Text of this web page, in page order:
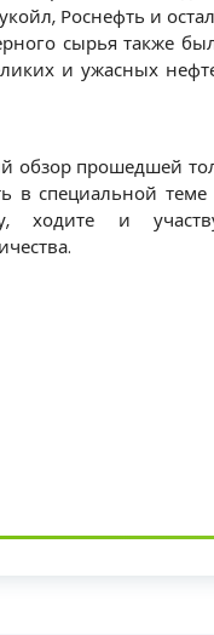
Роснефть и
сырья также
и ужасных
обзор прошедшей
в специальной
ходите и